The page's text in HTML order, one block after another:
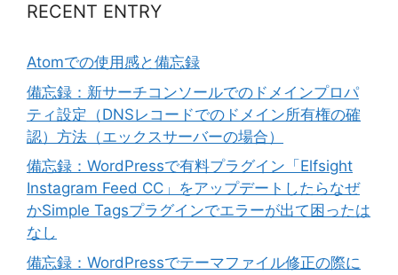
RECENT ENTRY
Atomでの使用感と備忘録
備忘録：新サーチコンソールでのドメインプロパ
ティ設定（DNSレコードでのドメイン所有権の確
認）方法（エックスサーバーの場合）
備忘録：WordPressで有料プラグイン「Elfsight
Instagram Feed CC」をアップデートしたらなぜ
かSimple Tagsプラグインでエラーが出て困ったは
なし
備忘録：WordPressでテーマファイル修正の際に